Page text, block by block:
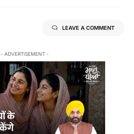
LEAVE A COMMENT
- ADVERTISEMENT -